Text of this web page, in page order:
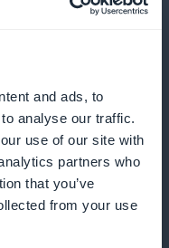
and ads, to
analyse our traffic.
use of our site with
partners who
that you’ve
from your use
von
indem Sie die
Abonnenten